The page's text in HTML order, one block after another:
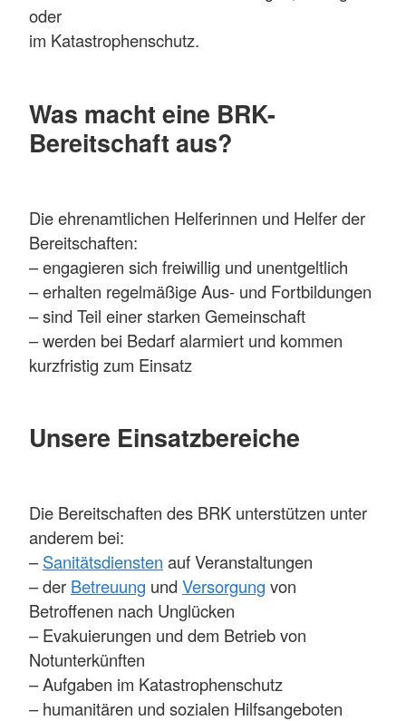
oder
im Katastrophenschutz.
Was macht eine BRK-
Bereitschaft aus?
Die ehrenamtlichen Helferinnen und Helfer der
Bereitschaften:
– engagieren sich freiwillig und unentgeltlich
– erhalten regelmäßige Aus- und Fortbildungen
– sind Teil einer starken Gemeinschaft
– werden bei Bedarf alarmiert und kommen
kurzfristig zum Einsatz
Unsere Einsatzbereiche
Die Bereitschaften des BRK unterstützen unter
anderem bei:
–Sanitätsdiensten auf Veranstaltungen
– der Betreuung und Versorgung von
Betroffenen nach Unglücken
– Evakuierungen und dem Betrieb von
Notunterkünften
– Aufgaben im Katastrophenschutz
– humanitären und sozialen Hilfsangeboten